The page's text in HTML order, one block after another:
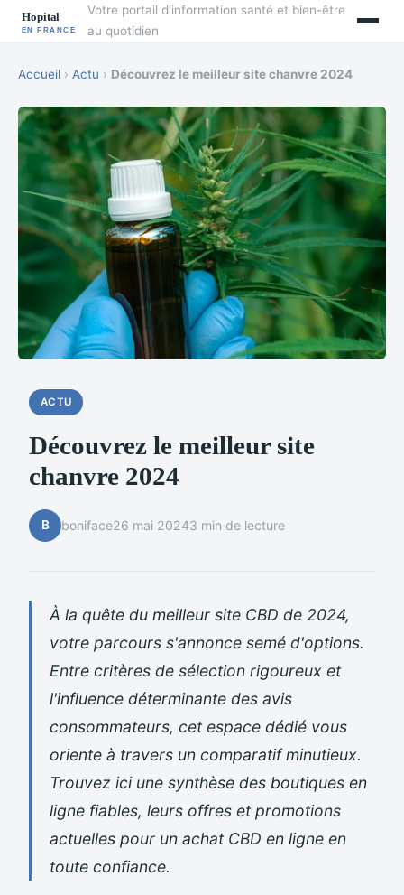
Votre portail d'information santé et bien-être
au quotidien
Accueil › Actu › Découvrez le meilleur site chanvre 2024
ACTU
Découvrez le meilleur site
chanvre 2024
B boniface26 mai 20243 min de lecture
À la quête du meilleur site CBD de 2024,
votre parcours s'annonce semé d'options.
Entre critères de sélection rigoureux et
l'influence déterminante des avis
consommateurs, cet espace dédié vous
oriente à travers un comparatif minutieux.
Trouvez ici une synthèse des boutiques en
ligne fiables, leurs offres et promotions
actuelles pour un achat CBD en ligne en
toute confiance.